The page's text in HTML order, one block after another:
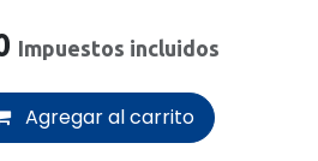
Impuestos incluidos
Agregar al carrito